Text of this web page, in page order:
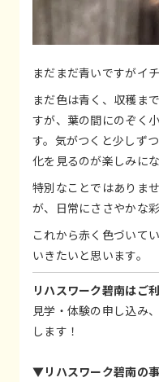
まだまだ青いですがイ
まだ色は青く、収穫ま
すが、葉の間にのぞく
す。気がつくと少しず
化を見るのが楽しみにな
特別なことではありま
が、日常にささやかな
これから赤く色づいて
いきたいと思います。
リハスワーク碧南はご
見学・体験の申し込み
します！
▼リハスワーク碧南の